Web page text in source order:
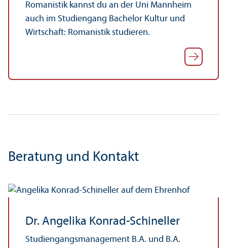
Romanistik kannst du an der Uni Mannheim
auch im Studien­gang Bachelor Kultur und
Wirtschaft: Romanistik studieren.
Beratung und Kontakt
Dr. Angelika Konrad-Schineller
Studien­gangs­management B.A. und B.A.